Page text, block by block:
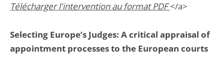
Télécharger l'intervention au format PDF </a>
Selecting Europe’s Judges: A critical appraisal of
appointment processes to the European courts